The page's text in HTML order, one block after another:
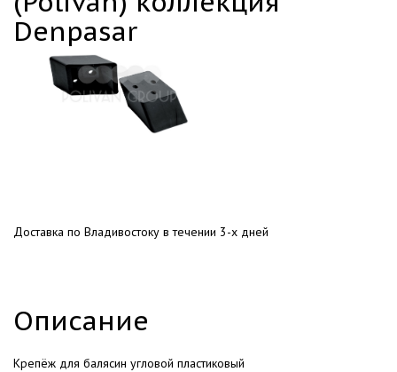
Новости
Контакты
Denpasar
Доставка по Владивостоку в течении 3-х дней
Описание
Крепёж для балясин угловой пластиковый